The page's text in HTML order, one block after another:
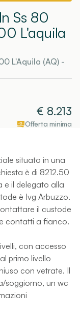
Ss 80
L'aquila
L'Aquila (AQ) -
€ 8.213
Offerta minima
situato in una
è di 8212.50
e il delegato alla
è Ivg Arbuzzo.
il custode
contatti a fianco.
con accesso
primo livello
con vetrate. Il
soggiorno, un wc